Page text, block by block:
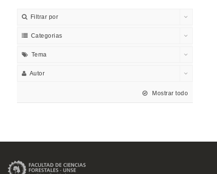
Filtrar por
Categorias
Tema
Autor
Mostrar todo